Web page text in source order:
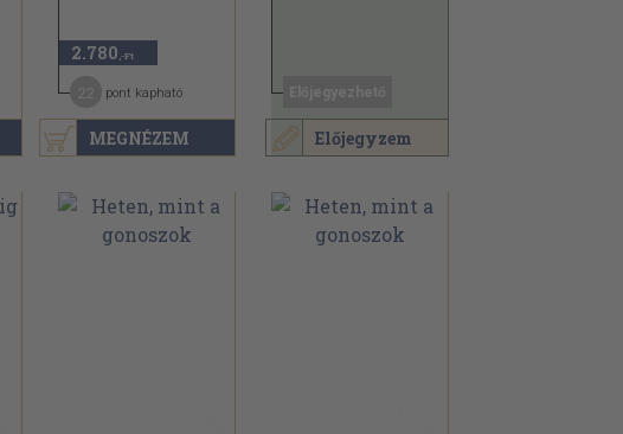
MEGNÉZEM
2.780 ,-Ft
pont kapható
Előjegyzem